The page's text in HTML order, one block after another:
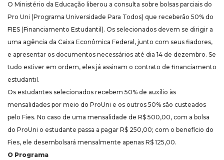
O Ministério da Educação liberou a consulta sobre bolsas parciais do
Pro Uni (Programa Universidade Para Todos) que receberão 50% do
FIES (Financiamento Estudantil). Os selecionados devem se dirigir a
uma agência da Caixa Econômica Federal, junto com seus fiadores,
e apresentar os documentos necessários até dia 14 de dezembro. Se
tudo estiver em ordem, eles já assinam o contrato de financiamento
estudantil.
Os estudantes selecionados recebem 50% de auxílio às
mensalidades por meio do ProUni e os outros 50% são custeados
pelo Fies. No caso de uma mensalidade de R$ 500,00, com a bolsa
do ProUni o estudante passa a pagar R$ 250,00; com o benefício do
Fies, ele desembolsará mensalmente apenas R$ 125,00.
O Programa